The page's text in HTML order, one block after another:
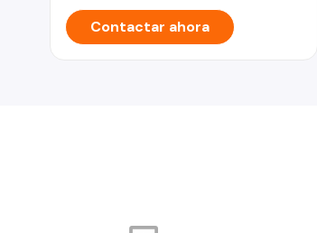
Contactar ahora